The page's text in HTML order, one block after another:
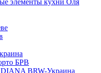
БРВ
BRW-Украина